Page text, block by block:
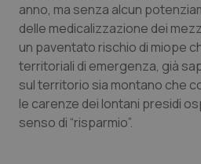
Quotidiano Chirurgia
Quotidiano Oncologia
Quotidiano Pediatria
anno, ma senza alcun
delle medicalizzazione dei
un paventato rischio di miope
territoriali di emergenza, già
sul territorio sia montano che
le carenze dei lontani presidi
senso di “risparmio”.